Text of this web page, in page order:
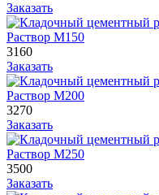
Заказать
Раствор М150
3160
Заказать
Раствор М200
3270
Заказать
Раствор М250
3500
Заказать